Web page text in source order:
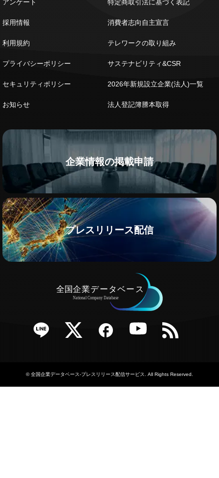
アンケート
採用情報
利用規約
プライバシーポリシー
セキュリティポリシー
お知らせ
特定商取引法に基づく表記
消費者志向自主宣言
テレワークの取り組み
サステナビリティ&CSR
2026年新規設立企業(法人)一覧
法人登記簿謄本取得
企業情報の掲載申請
プレスリリース配信
Twitter Facebook YouTube RSS
©全国企業データベース-プレスリリース配信サービス . All Rights Reserved.